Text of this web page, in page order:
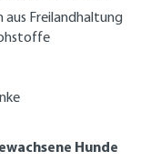
Freilandhaltung
Hunde